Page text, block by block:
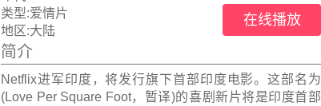
类型:爱情片
地区:大陆
在线播放
简介
Netflix进军印度，将发行旗下首部印度电影。这部名为
(Love Per Square Foot，暂译)的喜剧新片将是印度首部